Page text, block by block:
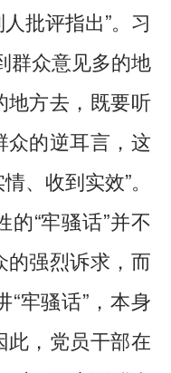
批评指出”。习
群众意见多的地
地方去，既要听
众的逆耳言，这
、收到实效”。
“牢骚话”并不
的强烈诉求，而
“牢骚话”，本身
此，党员干部在